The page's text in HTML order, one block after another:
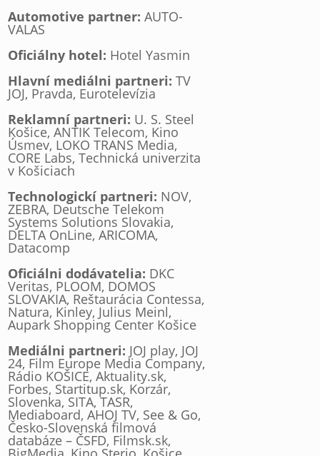
Automotive partner: AUTO-
VALAS
Oficiálny hotel: Hotel Yasmin
Hlavní mediálni partneri: TV
JOJ, Pravda, Eurotelevízia
Reklamní partneri: U. S. Steel
Košice, ANTIK Telecom, Kino
Úsmev, LOKO TRANS Media,
CORE Labs, Technická univerzita
v Košiciach
Technologickí partneri: NOV,
ZEBRA, Deutsche Telekom
Systems Solutions Slovakia,
DELTA OnLine, ARICOMA,
Datacomp
Oficiálni dodávatelia: DKC
Veritas, PLOOM, DOMOS
SLOVAKIA, Reštaurácia Contessa,
Natura, Kinley, Julius Meinl,
Aupark Shopping Center Košice
Mediálni partneri: JOJ play, JOJ
24, Film Europe Media Company,
Rádio KOŠICE, Aktuality.sk,
Forbes, Startitup.sk, Korzár,
Slovenka, SITA, TASR,
Mediaboard, AHOJ TV, See & Go,
Česko-Slovenská filmová
databáze – ČSFD, Filmsk.sk,